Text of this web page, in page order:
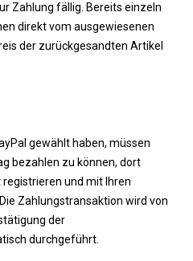
Zahlung fällig. Bereits einzeln
direkt vom ausgewiesenen
der zurückgesandten Artikel
gewählt haben, müssen
bezahlen zu können, dort
und mit Ihren
Zahlungstransaktion wird von
der
durchgeführt.